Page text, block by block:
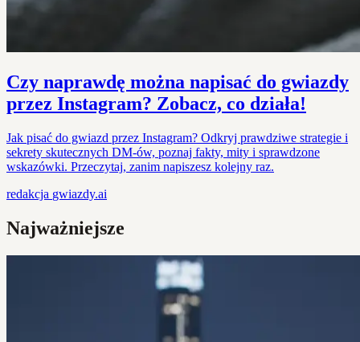
Czy naprawdę można napisać do gwiazdy
przez Instagram? Zobacz, co działa!
Jak pisać do gwiazd przez Instagram? Odkryj prawdziwe strategie i
sekrety skutecznych DM-ów, poznaj fakty, mity i sprawdzone
wskazówki. Przeczytaj, zanim napiszesz kolejny raz.
redakcja gwiazdy.ai
Najważniejsze